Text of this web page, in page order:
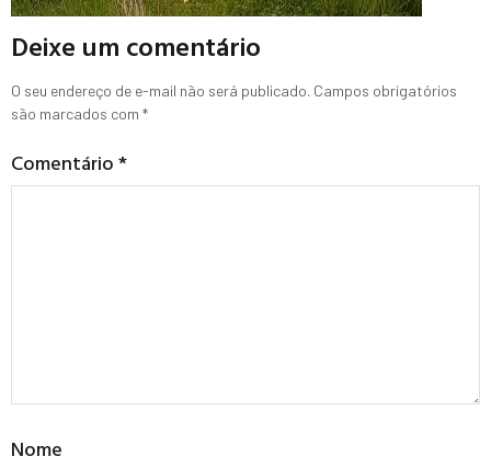
Deixe um comentário
O seu endereço de e-mail não será publicado. Campos obrigatórios
são marcados com *
Comentário*
Nome